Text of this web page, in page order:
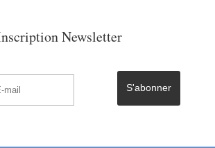
Newsletter